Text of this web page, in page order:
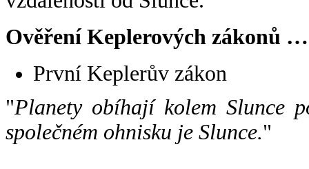
Ověření Keplerových zákonů …
První Keplerův zákon
"Planety obíhají kolem Slunce
společném ohnisku je Slunce."